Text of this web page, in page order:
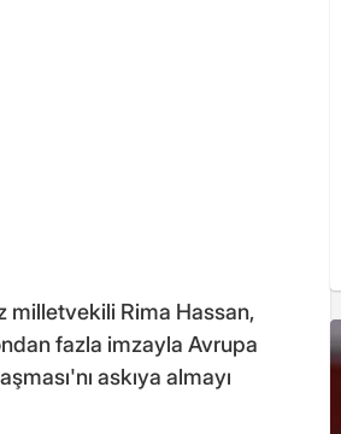
milletvekili Rima Hassan,
fazla imzayla Avrupa
askıya almayı